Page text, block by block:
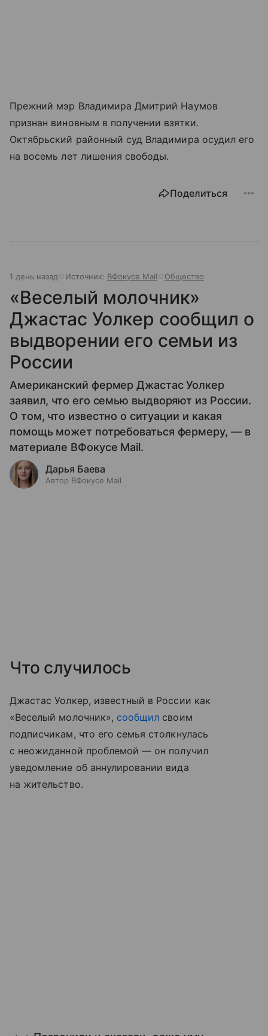
Прежний мэр Владимира Дмитрий Наумов
признан виновным в получении взятки.
Октябрьский районный суд Владимира осудил его
на восемь лет лишения свободы.
Поделиться
1 день назад Источник: ВФокусе Mail Общество
«Веселый молочник»
Джастас Уолкер сообщил о
выдворении его семьи из
России
Американский фермер Джастас Уолкер
заявил, что его семью выдворяют из России.
О том, что известно о ситуации и какая
помощь может потребоваться фермеру, — в
материале ВФокусе Mail.
Дарья Баева
Автор ВФокусе Mail
Что случилось
Джастас Уолкер, известный в России как
«Веселый молочник», сообщил своим
подписчикам, что его семья столкнулась
с неожиданной проблемой — он получил
уведомление об аннулировании вида
на жительство.